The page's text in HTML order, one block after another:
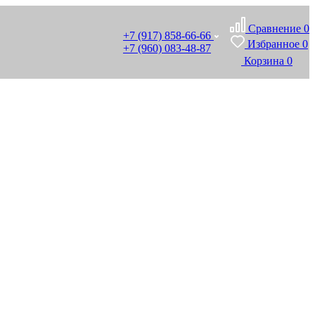
+7 (917) 858-66-66
+7 (960) 083-48-87
Сравнение 0
Избранное 0
Корзина 0